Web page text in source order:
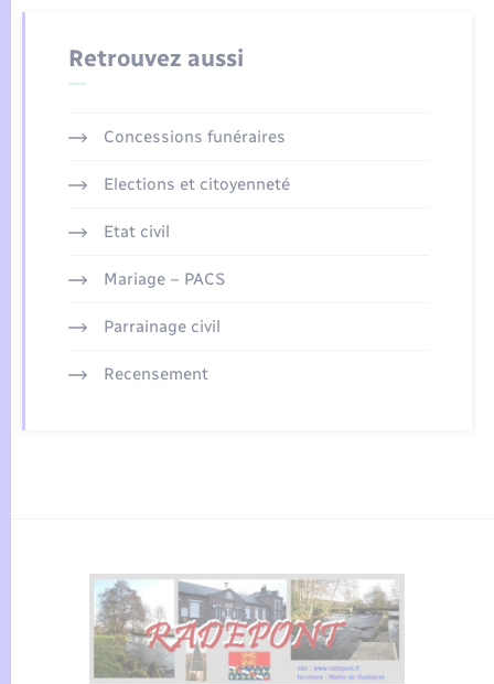
Retrouvez aussi
Concessions funéraires
Elections et citoyenneté
Etat civil
Mariage – PACS
Parrainage civil
Recensement